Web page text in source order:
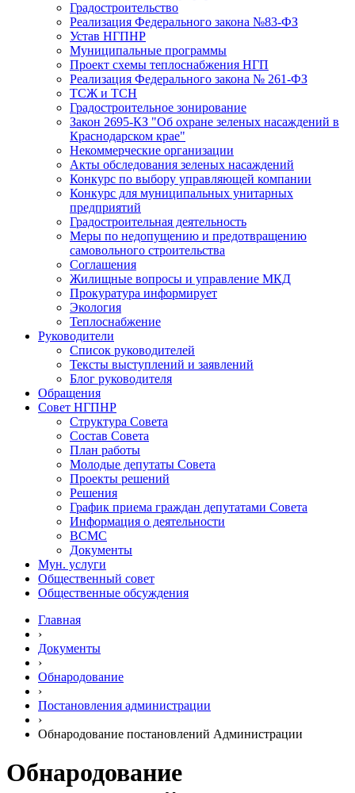
Градостроительство
Реализация Федерального закона №83-ФЗ
Устав НГПНР
Муниципальные программы
Проект схемы теплоснабжения НГП
Реализация Федерального закона № 261-ФЗ
ТСЖ и ТСН
Градостроительное зонирование
Закон 2695-КЗ "Об охране зеленых насаждений в
Краснодарском крае"
Некоммерческие организации
Акты обследования зеленых насаждений
Конкурс по выбору управляющей компании
Конкурс для муниципальных унитарных
предприятий
Градостроительная деятельность
Меры по недопущению и предотвращению
самовольного строительства
Соглашения
Жилищные вопросы и управление МКД
Прокуратура информирует
Экология
Теплоснабжение
Руководители
Список руководителей
Тексты выступлений и заявлений
Блог руководителя
Обращения
Совет НГПНР
Структура Совета
Состав Совета
План работы
Молодые депутаты Совета
Проекты решений
Решения
График приема граждан депутатами Совета
Информация о деятельности
ВСМС
Документы
Мун. услуги
Общественный совет
Общественные обсуждения
Главная
›
Документы
›
Обнародование
›
Постановления администрации
›
Обнародование постановлений Администрации
Обнародование